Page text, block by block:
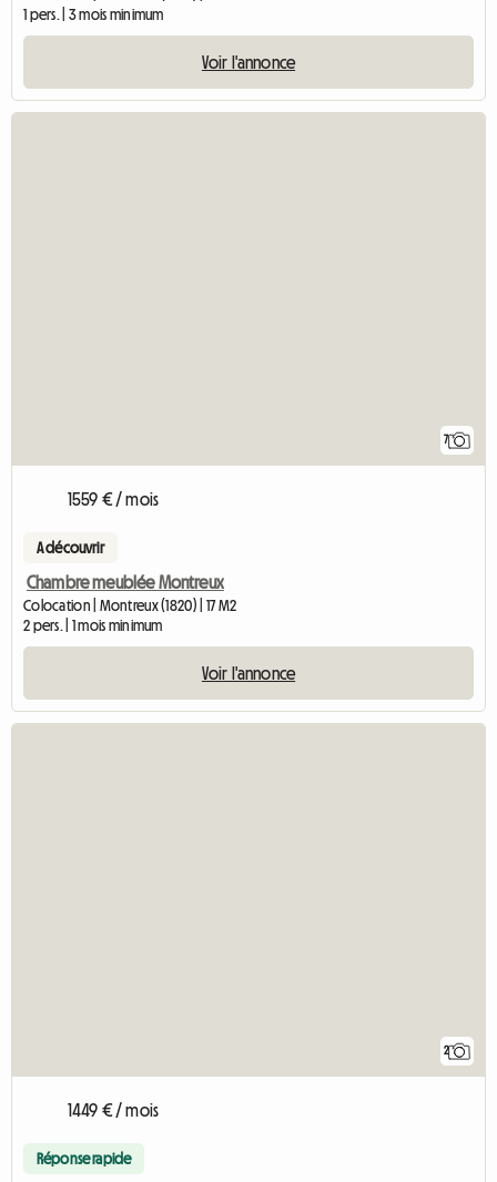
1 pers. | 3 mois minimum
Voir l'annonce
7
1559 € / mois
A découvrir
Chambre meublée Montreux
Colocation | Montreux (1820) | 17 M2
2 pers. | 1 mois minimum
Voir l'annonce
2
1449 € / mois
Réponse rapide